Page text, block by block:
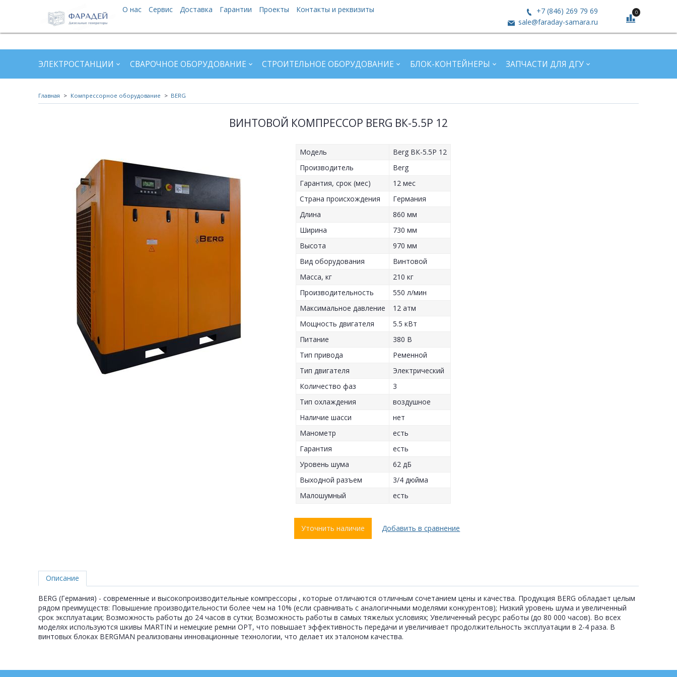
О нас Сервис Доставка Гарантии Проекты Контакты и реквизиты
+7 (846) 269 79 69
sale@faraday-samara.ru
0
ЭЛЕКТРОСТАНЦИИ СВАРОЧНОЕ ОБОРУДОВАНИЕ СТРОИТЕЛЬНОЕ ОБОРУДОВАНИЕ БЛОК-КОНТЕЙНЕРЫ ЗАПЧАСТИ ДЛЯ ДГУ
Главная Компрессорное оборудование BERG
ВИНТОВОЙ КОМПРЕССОР BERG ВК-5.5Р 12
Модель
Berg ВК-5.5Р 12
Производитель
Berg
Гарантия, срок (мес)
12 мес
Страна происхождения
Германия
Длина
860 мм
Ширина
730 мм
Высота
970 мм
Вид оборудования
Винтовой
Масса, кг
210 кг
Производительность
550 л/мин
Максимальное давление
12 атм
Мощность двигателя
5.5 кВт
Питание
380 В
Тип привода
Ременной
Тип двигателя
Электрический
Количество фаз
3
Тип охлаждения
воздушное
Наличие шасси
нет
Манометр
есть
Гарантия
есть
Уровень шума
62 дБ
Выходной разъем
3/4 дюйма
Малошумный
есть
Уточнить наличие Добавить в сравнение
Описание
BERG (Германия) - современные и высокопроизводительные компрессоры , которые отличаются отличным сочетанием цены и качества. Продукция BERG обладает целым
рядом преимуществ: Повышение производительности более чем на 10% (если сравнивать с аналогичными моделями конкурентов); Низкий уровень шума и увеличенный
срок эксплуатации; Возможность работы до 24 часов в сутки; Возможность работы в самых тяжелых условиях; Увеличенный ресурс работы (до 80 000 часов). Во всех
моделях используются шкивы MARTIN и немецкие ремни ОРТ, что повышает эффективность передачи и увеличивает продолжительность эксплуатации в 2-4 раза. В
винтовых блоках BERGMAN реализованы инновационные технологии, что делает их эталоном качества.